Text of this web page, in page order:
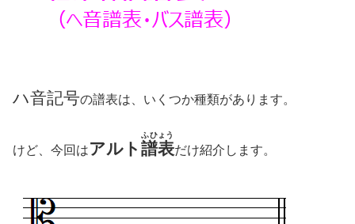
ハ音記号の譜表は、いくつか種類があります。
けど、今回はアルト 譜表
ふひょう
だけ紹介します。